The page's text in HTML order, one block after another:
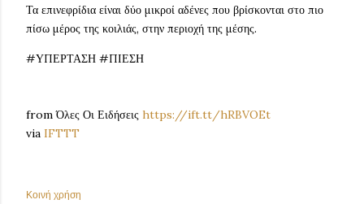
Τα επινεφρίδια είναι δύο μικροί αδένες που βρίσκονται στο πιο
πίσω μέρος της κοιλιάς, στην περιοχή της μέσης.
#ΥΠΕΡΤΑΣΗ #ΠΙΕΣΗ
from Όλες Οι Ειδήσεις https://ift.tt/hRBVOEt
via IFTTT
Κοινή χρήση